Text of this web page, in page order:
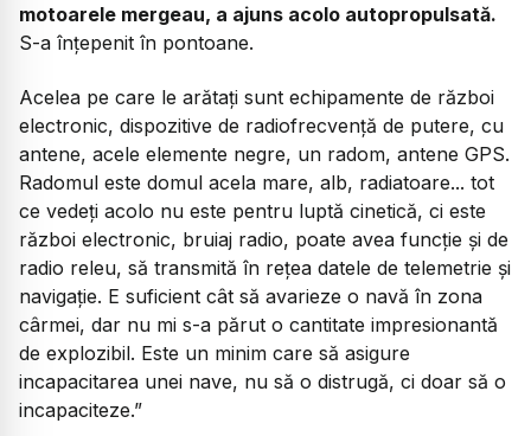
motoarele mergeau, a ajuns acolo autopropulsată.
S-a înțepenit în pontoane.
Acelea pe care le arătați sunt echipamente de război
electronic, dispozitive de radiofrecvență de putere, cu
antene, acele elemente negre, un radom, antene GPS.
Radomul este domul acela mare, alb, radiatoare... tot
ce vedeți acolo nu este pentru luptă cinetică, ci este
război electronic, bruiaj radio, poate avea funcție și de
radio releu, să transmită în rețea datele de telemetrie și
navigație. E suficient cât să avarieze o navă în zona
cârmei, dar nu mi s-a părut o cantitate impresionantă
de explozibil. Este un minim care să asigure
incapacitarea unei nave, nu să o distrugă, ci doar să o
incapaciteze.”